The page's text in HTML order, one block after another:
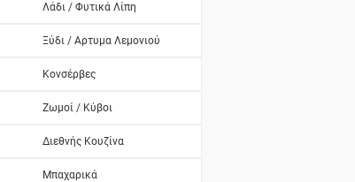
Λάδι / Φυτικά Λίπη
Ξύδι / Αρτυμα Λεμονιού
Κονσέρβες
Ζωμοί / Κύβοι
Διεθνής Κουζίνα
Μπαχαρικά